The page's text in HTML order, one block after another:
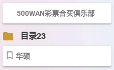
500WAN彩票合买俱乐部
folder 目录23
华硕